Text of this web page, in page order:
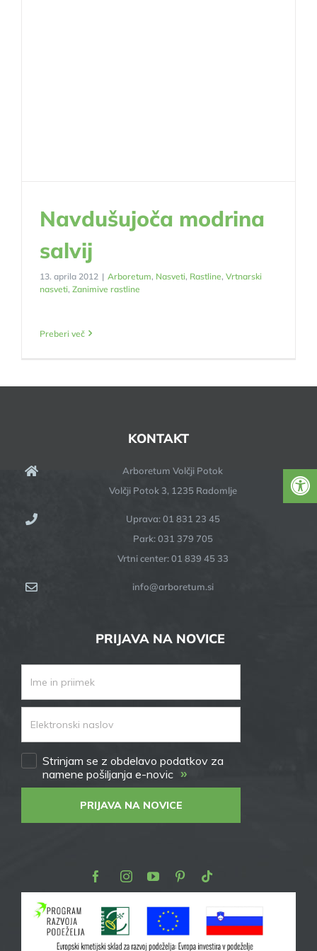
Navdušujoča modrina
salvij
13. aprila 2012 | Arboretum, Nasveti, Rastline, Vrtnarski
nasveti, Zanimive rastline
Preberi več
KONTAKT
Arboretum Volčji Potok
Volčji Potok 3, 1235 Radomlje
Uprava: 01 831 23 45
Park: 031 379 705
Vrtni center: 01 839 45 33
info@arboretum.si
PRIJAVA NA NOVICE
Strinjam se z obdelavo podatkov za
namene pošiljanja e-novic »
PRIJAVA NA NOVICE
FacebookInstagram
YoutubePinterest